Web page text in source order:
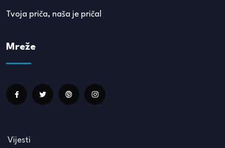
Tvoja priča, naša je priča!
Mreže
Vijesti